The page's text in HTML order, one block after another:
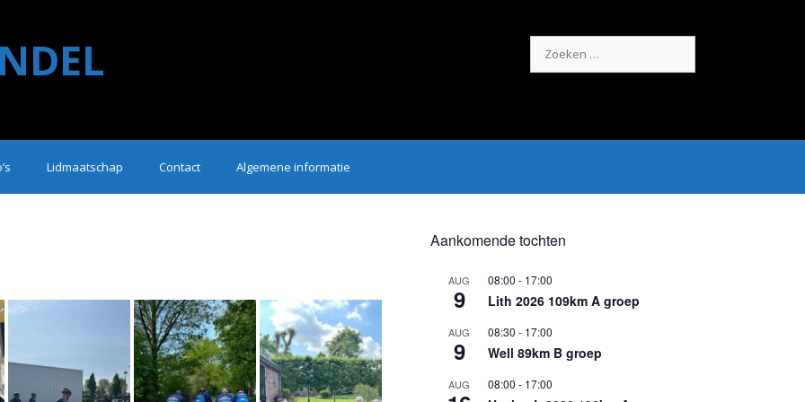
naar:
Lidmaatschap Contact Algemene informatie
Aankomende tochten
AUG
9
08:00 - 17:00
Lith 2026 109km A groep
AUG
9
08:30 - 17:00
Well 89km B groep
AUG 08:00 - 17:00